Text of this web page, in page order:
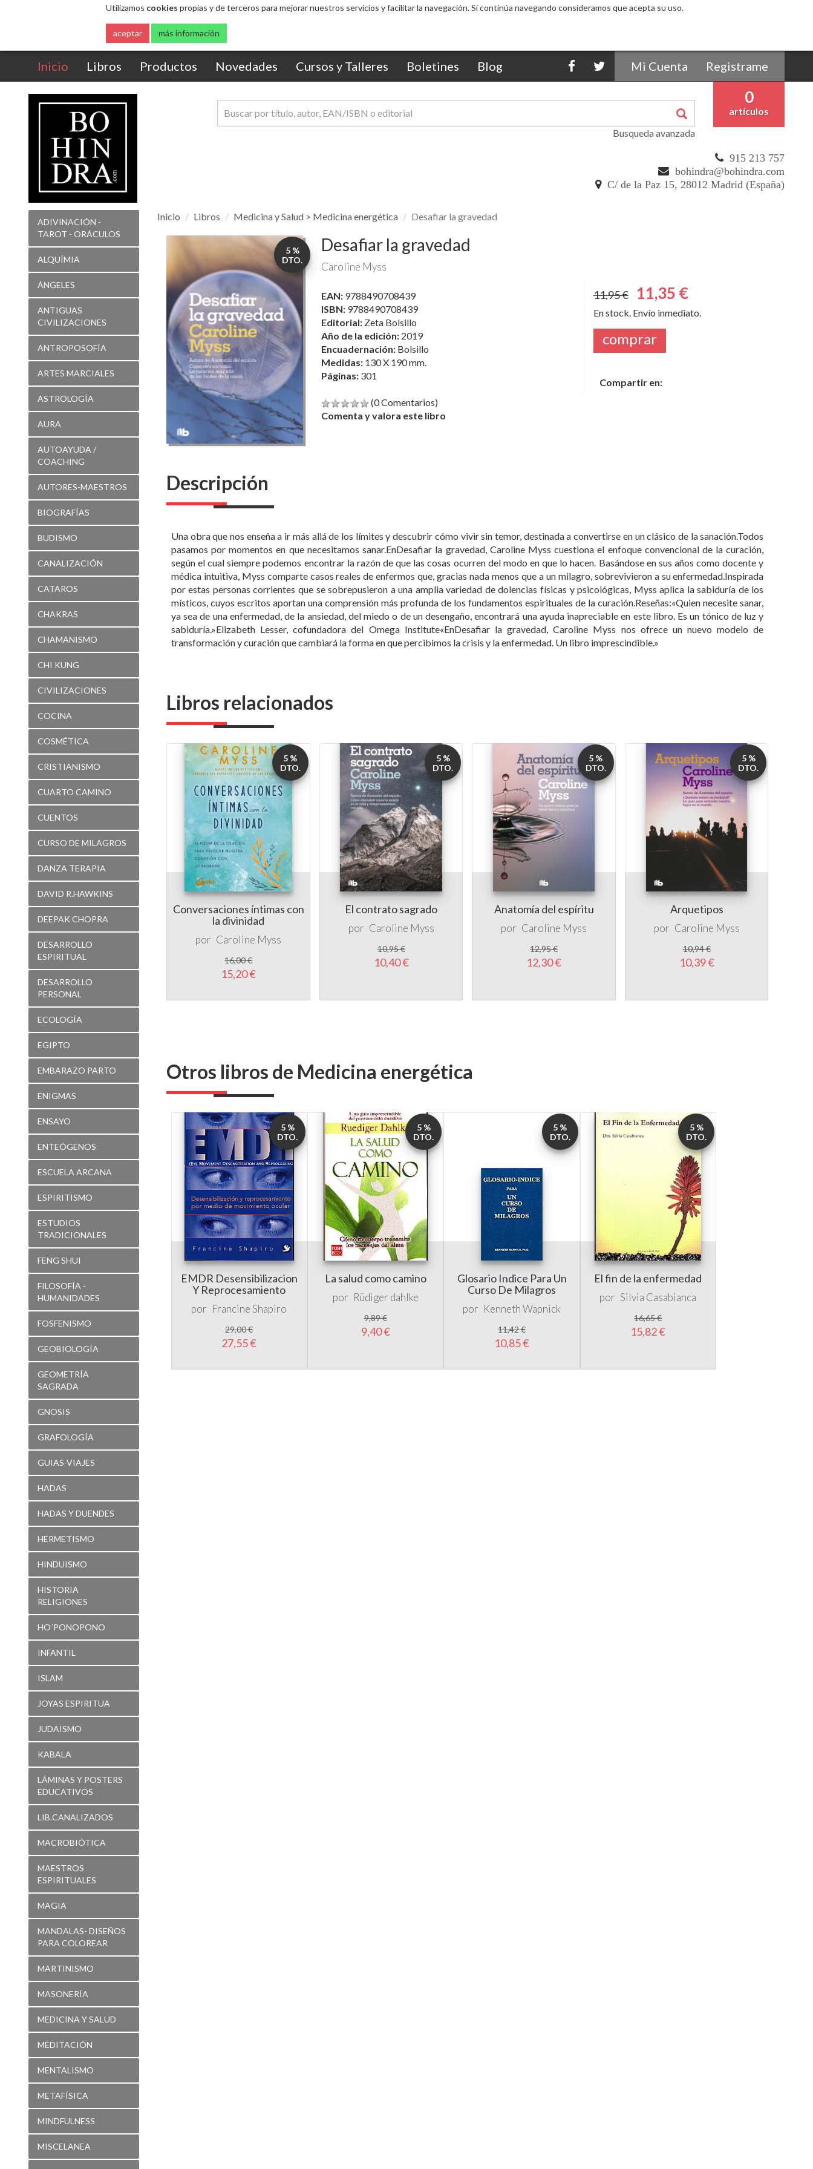
(current)
Libros Productos Novedades Cursos y Talleres Boletines Blog Mi Cuenta
0
artículos
Busqueda avanzada
915 213 757
bohindra@bohindra.com
C/ de la Paz 15, 28012 Madrid (España)
ADIVINACIÓN -
TAROT - ORÁCULOS
ALQUÍMIA
ÁNGELES
ANTIGUAS
CIVILIZACIONES
ANTROPOSOFÍA
ARTES MARCIALES
ASTROLOGÍA
AURA
AUTOAYUDA /
COACHING
AUTORES-MAESTROS
BIOGRAFÍAS
BUDISMO
CANALIZACIÓN
CATAROS
CHAKRAS
CHAMANISMO
CHI KUNG
CIVILIZACIONES
COCINA
COSMÉTICA
CRISTIANISMO
CUARTO CAMINO
CUENTOS
CURSO DE MILAGROS
DANZA TERAPIA
DAVID R.HAWKINS
DEEPAK CHOPRA
DESARROLLO
ESPIRITUAL
DESARROLLO
PERSONAL
ECOLOGÍA
EGIPTO
EMBARAZO PARTO
ENIGMAS
ENSAYO
ENTEÓGENOS
ESCUELA ARCANA
ESPIRITISMO
ESTUDIOS
TRADICIONALES
FENG SHUI
FILOSOFÍA -
HUMANIDADES
FOSFENISMO
GEOBIOLOGÍA
GEOMETRÍA
SAGRADA
GNOSIS
GRAFOLOGÍA
GUIAS-VIAJES
HADAS
HADAS Y DUENDES
HERMETISMO
HINDUISMO
HISTORIA
RELIGIONES
HO´PONOPONO
INFANTIL
ISLAM
JOYAS ESPIRITUA
JUDAISMO
KABALA
LÁMINAS Y POSTERS
EDUCATIVOS
LIB.CANALIZADOS
MACROBIÓTICA
MAESTROS
ESPIRITUALES
MAGIA
MANDALAS- DISEÑOS
PARA COLOREAR
MARTINISMO
MASONERÍA
MEDICINA Y SALUD
MEDITACIÓN
MENTALISMO
METAFÍSICA
MINDFULNESS
MISCELANEA
MISTICA EMPRESA
MITOLOGÍA
la
Caroline Myss
EAN:9788490708439
9788490708439
Editorial:Zeta Bolsillo
Encuadernación:Bolsillo
Medidas:130 X 190 mm.
Páginas:301
(0 Comentarios)
Comenta y valora este libro
comprar
Compartir en:
Descripción
Una obra que nos enseña a ir más allá de los límites y descubrir cómo vivir sin temor, destinada a convertirse en un clásico de la sanación.Todos
según el cual siempre podemos encontrar la razón de que las cosas ocurren del modo en que lo hacen. Basándose en sus años como docente y
por estas personas corrientes que se sobrepusieron a una amplia variedad de dolencias físicas y psicológicas, Myss aplica la sabiduría de los
místicos, cuyos escritos aportan una comprensión más profunda de los fundamentos espirituales de la curación.Reseñas:«Quien necesite sanar,
ya sea de una enfermedad, de la ansiedad, del miedo o de un desengaño, encontrará una ayuda inapreciable en este libro. Es un tónico de luz y
sabiduría.»Elizabeth Lesser, cofundadora del Omega Institute«EnDesafiar la gravedad, Caroline Myss nos ofrece un nuevo modelo de
transformación y curación que cambiará la forma en que percibimos la crisis y la enfermedad. Un libro imprescindible.»
Libros relacionados
Conversaciones íntimas con
la divinidad
por Caroline Myss
16,00 €
15,20 €
5 %
El contrato sagrado
por Caroline Myss
10,95 €
10,40 €
Anatomía del espíritu
por Caroline Myss
12,95 €
12,30 €
Arquetipos
por Caroline Myss
10,94 €
10,39 €
EMDR Desensibilizacion
Y Reprocesamiento
por Francine Shapiro
29,00 €
27,55 €
5 %
La salud como camino
por Rüdiger dahlke
9,89 €
9,40 €
5 %
Glosario Indice Para Un
Kenneth Wapnick
11,42 €
10,85 €
El fin de la enfermedad
por Silvia Casabianca
16,65 €
15,82 €